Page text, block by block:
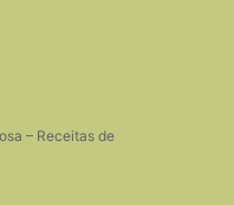
– Receitas de